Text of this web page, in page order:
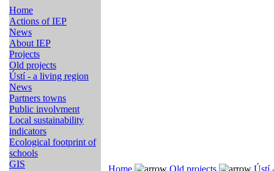
Home
Actions of IEP
News
About IEP
Projects
Old projects
Ústí - a living region
News
Partners towns
Public involvment
Local sustainability
indicators
Ecological footprint of
schools
GIS
Home Old projects Ústí